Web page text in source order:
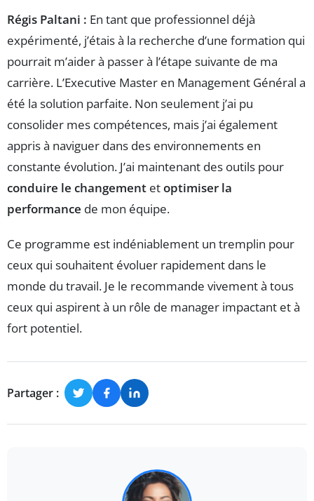
Régis Paltani : En tant que professionnel déjà
expérimenté, j’étais à la recherche d’une formation qui
pourrait m’aider à passer à l’étape suivante de ma
carrière. L’Executive Master en Management Général a
été la solution parfaite. Non seulement j’ai pu
consolider mes compétences, mais j’ai également
appris à naviguer dans des environnements en
constante évolution. J’ai maintenant des outils pour
conduire le changement etoptimiser la
performance de mon équipe.
Ce programme est indéniablement un tremplin pour
ceux qui souhaitent évoluer rapidement dans le
monde du travail. Je le recommande vivement à tous
ceux qui aspirent à un rôle de manager impactant et à
fort potentiel.
Partager :